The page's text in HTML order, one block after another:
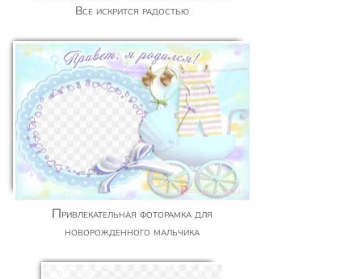
Все искрится радостью
Привлекательная фоторамка для
новорожденного мальчика